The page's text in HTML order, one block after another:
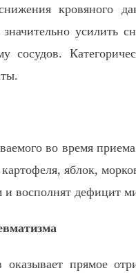
кровяного
усилить
сосудов.
во время
яблок,
восполнят дефицит
прямое